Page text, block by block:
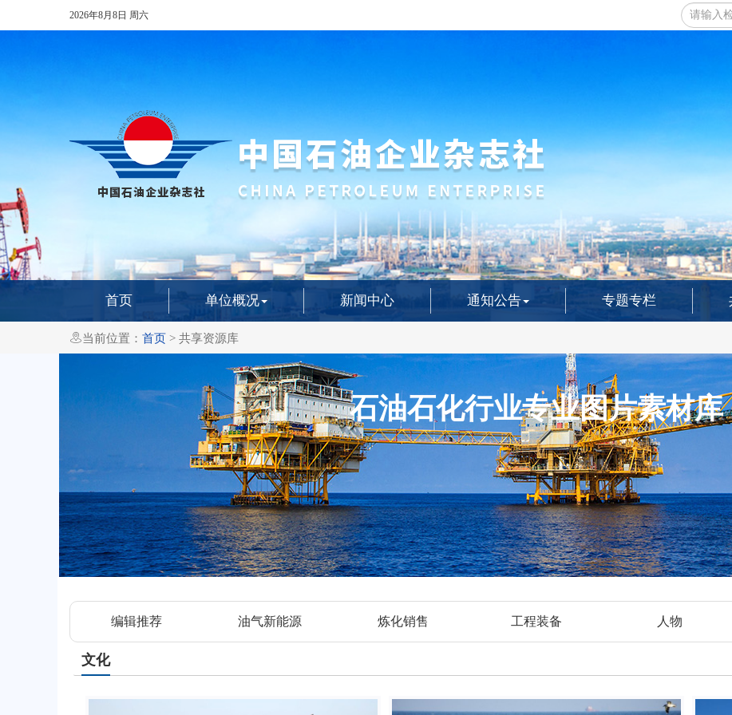
2026年8月8日 周六
首页 单位概况 新闻中心 通知公告 专题专栏
当前位置： 首页 > 共享资源库
石油石化行业专业图片素材库
编辑推荐 油气新能源 炼化销售 工程装备 人物
文化